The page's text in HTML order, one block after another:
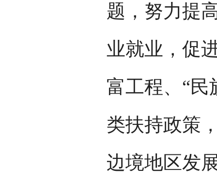
题，努力提
业就业，促
富工程、“民
类扶持政策
边境地区发